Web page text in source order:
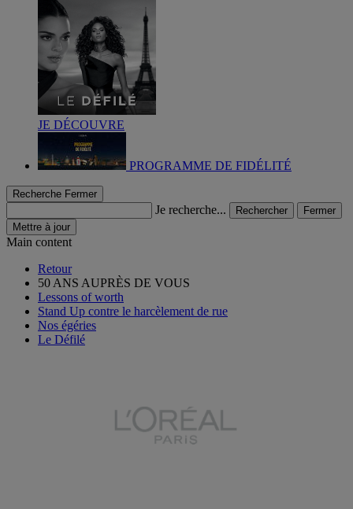
JE DÉCOUVRE
PROGRAMME DE FIDÉLITÉ
Recherche Fermer
Je recherche... Rechercher
Fermer
Mettre à jour
Main content
Retour
50 ANS AUPRÈS DE VOUS
Lessons of worth
Stand Up contre le harcèlement de rue
Nos égéries
Le Défilé